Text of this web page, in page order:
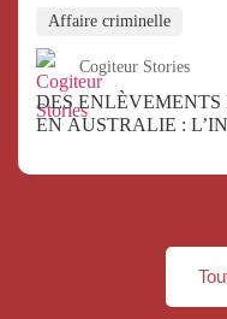
Affaire criminelle
Cogiteur Stories
DES
EN AUSTRALIE :